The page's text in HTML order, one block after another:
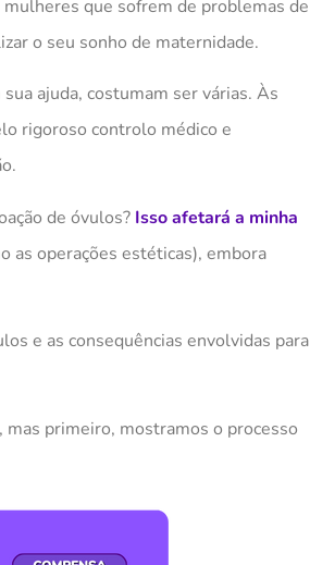
que sofrem de problemas de
o seu sonho de maternidade.
ajuda, costumam ser várias. Às
rigoroso controlo médico e
de óvulos? Isso afetará a minha
as operações estéticas), embora
e as consequências envolvidas para
primeiro, mostramos o processo